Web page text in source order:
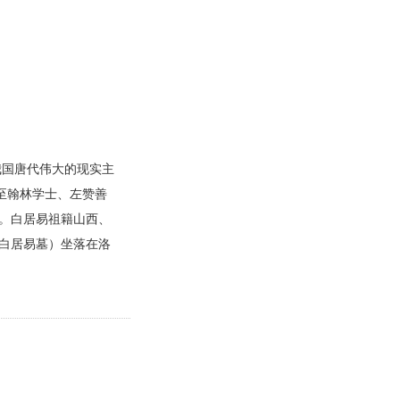
唐代伟大的现实主
翰林学士、左赞善
白居易祖籍山西、
居易墓）坐落在洛